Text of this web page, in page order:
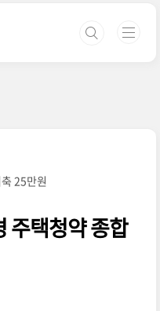
25만원
주택청약 종합